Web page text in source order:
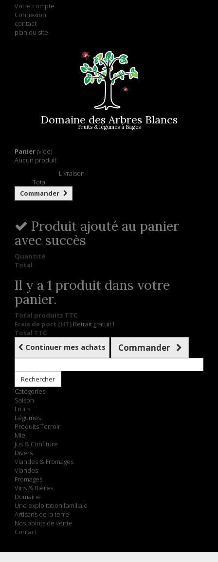
Votre compte
Connexion
contact
plan du site
Domaine des Arbres Blancs
Fruits & légumes à Bages
Panier(vide)
Aucun produit
Livraison
Total
Commander
Produit ajouté au panier
avec succès
Quantité
Total
Il y a 1 produit dans votre
panier.
Total produits TTC
Frais de port (HT) Retrait gratuit !
Total TTC
Continuer mes achats Commander
Rechercher
Catégories
Saison
Fruits
Légumes
Produits Terroir
Miel
Jus & Confiture
Divers
Viandes & Fromages
Viandes
Fromages
Vins & Bières
Domaine
Une exploitation familiale
Artisans de la terre
Nos points de vente
Contact